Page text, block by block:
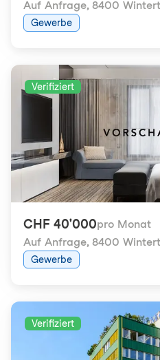
Auf Anfrage, 8400
Gewerbe
Verifiziert
CHF 40'000pro Monat
Auf Anfrage, 8400
Gewerbe
Verifiziert